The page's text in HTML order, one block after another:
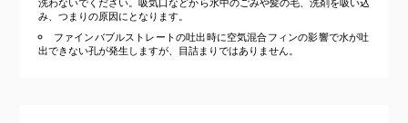
み、つまりの原因にとなります。
ファインバブルストレートの吐出時に空気混合フィンの影響で水が吐
出できない孔が発生しますが、目詰まりではありません。